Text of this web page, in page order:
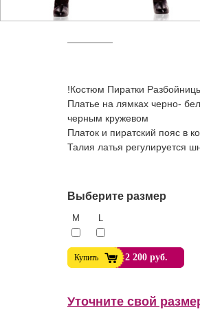
!Костюм Пиратки
Платье на лямках черно-
черным кружевом
Платок и пиратский пояс в
Талия латья регулируется
Выберите размер
M L
Купить 2 200 руб.
Уточните свой